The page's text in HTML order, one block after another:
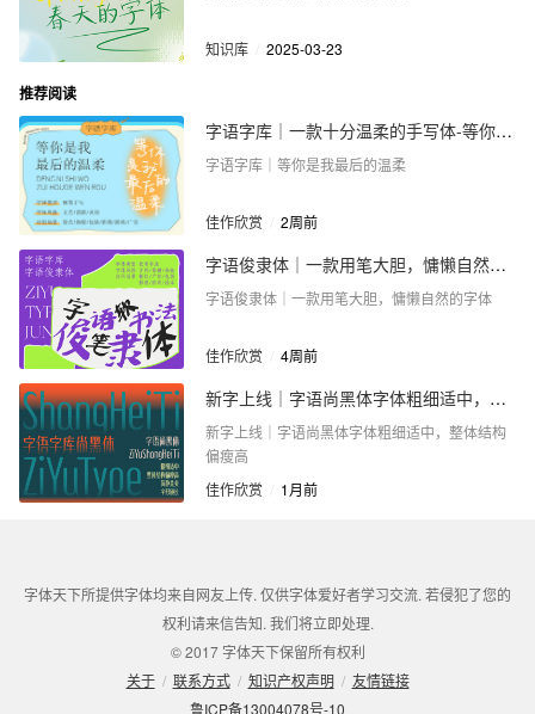
知识库 2025-03-23
推荐阅读
字语字库｜一款十分温柔的手写体-等你是我最后的温柔
字语字库｜等你是我最后的温柔
佳作欣赏 2周前
字语俊隶体｜一款用笔大胆，慵懒自然的字体
字语俊隶体｜一款用笔大胆，慵懒自然的字体
佳作欣赏 4周前
新字上线｜字语尚黑体字体粗细适中，整体结构偏瘦高
新字上线｜字语尚黑体字体粗细适中，整体结构
偏瘦高
佳作欣赏
1月前
字体天下所提供字体均来自网友上传. 仅供字体爱好者学习交流. 若侵犯了您的
权利请来信告知. 我们将立即处理.
© 2017 字体天下保留所有权利
关于 / 联系方式 / 知识产权声明 / 友情链接
鲁ICP备13004078号-10